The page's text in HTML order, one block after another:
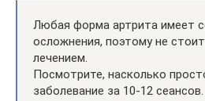
Любая форма артрита имеет
осложнения, поэтому не
лечением.
Посмотрите, насколько
заболевание за 10-12 сеансов.